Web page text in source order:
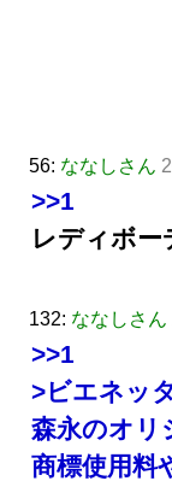
56: ななしさん
>>1
レディボ
132: ななしさん
>>1
>ビエネッ
森永のオリ
商標使用料